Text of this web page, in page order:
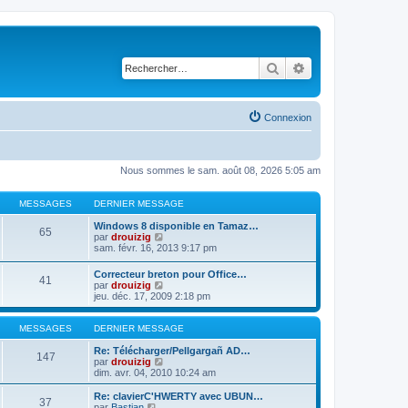
Rechercher
Connexion
Nous sommes le sam. août 08, 2026 5:05 am
MESSAGES DERNIER MESSAGE
65
Windows 8 disponible en Tamaz…
par drouizig
o
u
l
t
e
r
l
d
e
r
n
i
sam. févr. 16, 2013 9:17 pm
41
Correcteur breton pour Office…
par drouizig
o
n
s
u
l
t
r
l
e
jeu. déc. 17, 2009 2:18 pm
MESSAGES DERNIER MESSAGE
147
Re: Télécharger/Pellgargañ AD…
par drouizig
o
n
s
dim. avr. 04, 2010 10:24 am
37
Re: clavierC'HWERTY avec UBUN…